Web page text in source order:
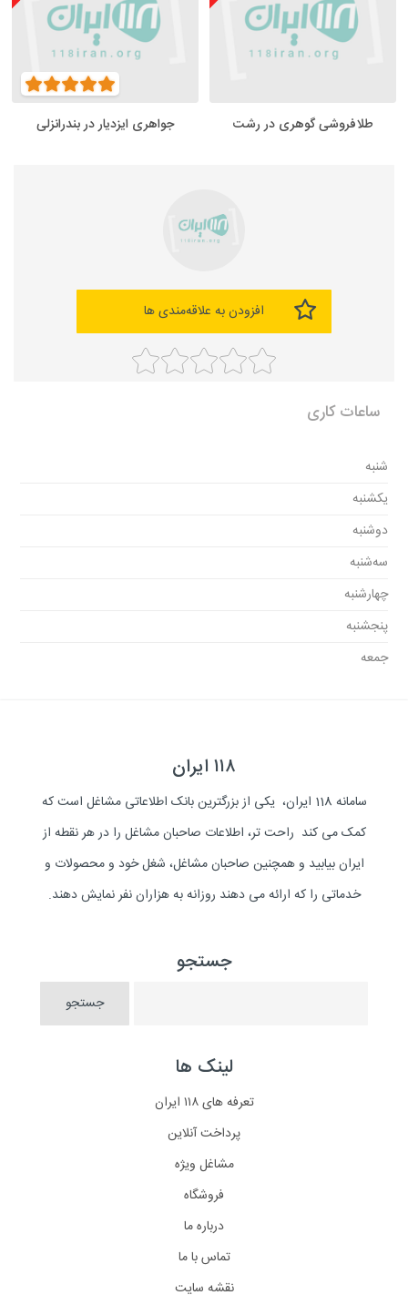
طلافروشی گوهری در رشت جواهری ایزدیار در بندرانزلی
افزودن به علاقه‌مندی ها
ساعات کاری
شنبه
یکشنبه
دوشنبه
سه‌شنبه
چهارشنبه
پنجشنبه
جمعه
۱۱۸ ایران
سامانه 118 ایران، یکی از بزرگترین بانک اطلاعاتی مشاغل است که
کمک می کند راحت تر، اطلاعات صاحبان مشاغل را در هر نقطه از
ایران بیابید و همچنین صاحبان مشاغل، شغل خود و محصولات و
خدماتی را که ارائه می دهند روزانه به هزاران نفر نمایش دهند.
جستجو
لینک ها
تعرفه های ۱۱۸ ایران
پرداخت آنلاین
مشاغل ویژه
فروشگاه
درباره ما
تماس با ما
نقشه سایت